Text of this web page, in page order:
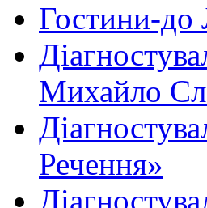
Гостини-до
Михайло
Речення»